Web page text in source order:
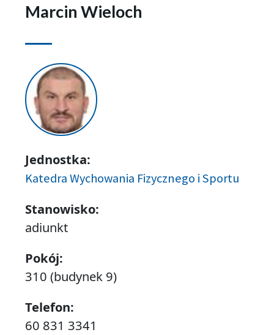
Marcin Wieloch
Jednostka:
Katedra Wychowania Fizycznego i Sportu
Stanowisko:
adiunkt
Pokój:
310 (budynek 9)
Telefon:
60 831 3341